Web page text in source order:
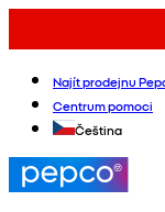
Najít prodejnu
Centrum pomoci
Čeština